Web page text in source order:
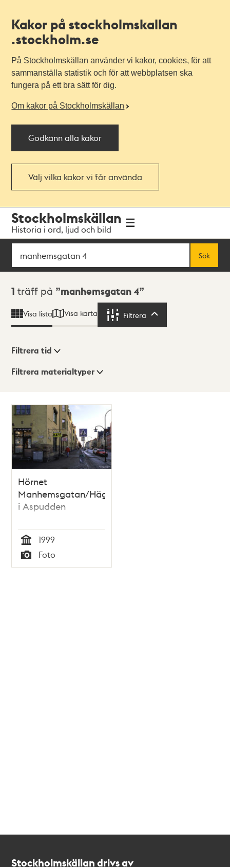
Kakor på stockholmskallan
.stockholm.se
På Stockholmskällan använder vi kakor, cookies, för att
sammanställa statistik och för att webbplatsen ska
fungera på ett bra sätt för dig.
Om kakor på Stockholmskällan
Godkänn alla kakor
Välj vilka kakor vi får använda
navigationen
huvudinnehållet
Stockholmskällan
Historia i ord, ljud och bild
Sök
Sök
Sökresultat
1 träff på manhemsgatan 4
Visa lista Visa karta Filtrera
Visningsläge
ListaKarta
Filtrera tid
Filtrera materialtyper
träffar
Hörnet
Manhemsgatan/Hägerstensvägen
i Aspudden
Tid
1999
Typ
Foto
Stockholmskällan drivs av